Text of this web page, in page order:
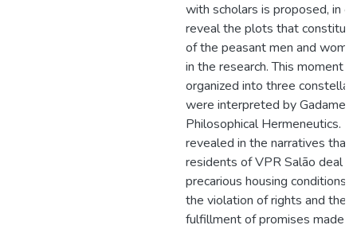
with scholars is proposed, in
reveal the plots that
of the peasant men and
in the research. This moment
organized into three
were interpreted by
Philosophical Hermeneutics. It
revealed in the narratives that
residents of VPR Salão deal
precarious housing conditions
the violation of rights and the
fulfillment of promises made